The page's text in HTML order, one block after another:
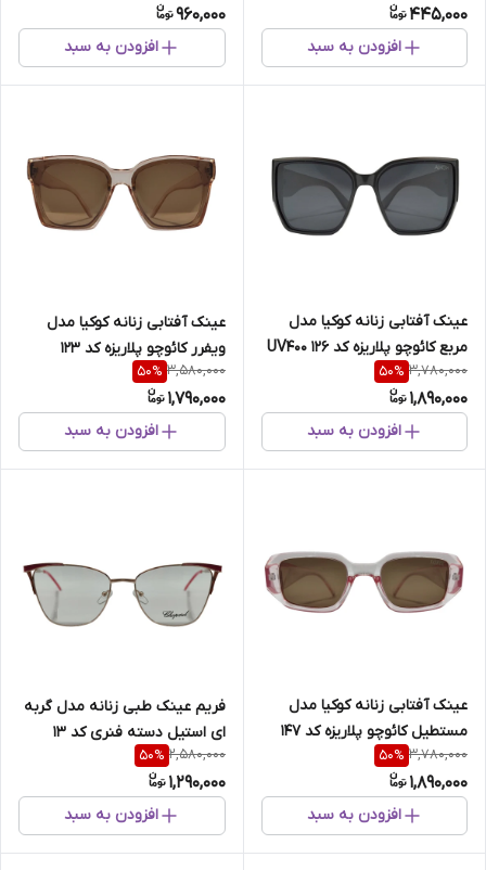
445,000
افزودن به سبد
960,000
افزودن به سبد
عینک آفتابی زنانه کوکیا مدل
مربع کائوچو پلاریزه کد 126 UV400
3,780,000
50%
1,890,000
افزودن به سبد
عینک آفتابی زنانه کوکیا مدل
ویفرر کائوچو پلاریزه کد 123
UV400
3,580,000
50%
1,790,000
افزودن به سبد
عینک آفتابی زنانه کوکیا مدل
مستطیل کائوچو پلاریزه کد 147
3,780,000
50%
1,890,000
افزودن به سبد
فریم عینک طبی زنانه مدل گربه
ای استیل دسته فنری کد 13
2,580,000
50%
1,290,000
افزودن به سبد